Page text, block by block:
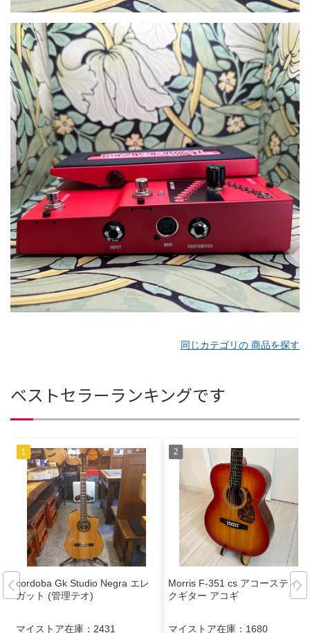
同じカテゴリの 商品を探す
ベストセラーランキングです
cordoba Gk Studio Negra エレ
ガット (管理テオ)
マイストア在庫： 2431
Morris F-351 cs アコースティッ
クギター アコギ
マイストア在庫： 1680